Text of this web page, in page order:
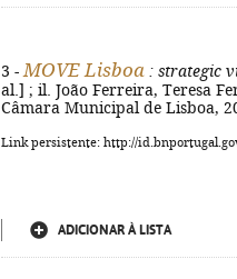
3 - MOVE Lisboa : strategic
al.] ; il. João Ferreira, Teresa
Câmara Municipal de Lisboa,
Link persistente: http://
ADICIONAR À LISTA